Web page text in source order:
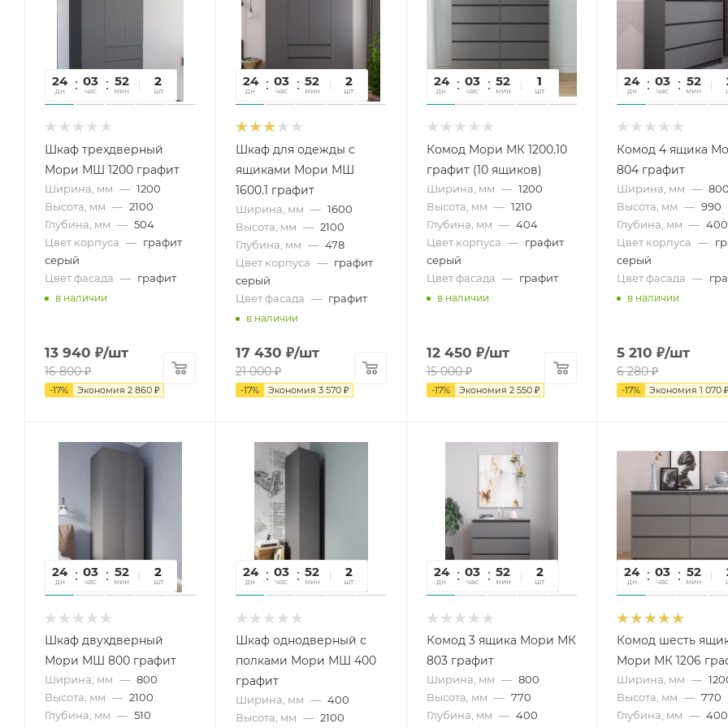
24
дн
03
час
52
мин
33
сек
2
шт
Шкаф трехдверный
Мори МШ 1200 графит
Ширина, мм — 1200
Высота, мм — 2100
Глубина, мм — 504
Цвет корпуса — графит
серый
Цвет фасада — графит
в наличии
13 940 ₽/шт
16 800₽
-17% Экономия 2 860 ₽
24
дн
03
час
52
мин
33
сек
2
шт
Шкаф для одежды с
ящиками Мори МШ
1600.1 графит
Ширина, мм — 1600
Высота, мм — 2100
Глубина, мм — 478
Цвет корпуса — графит
серый
Цвет фасада — графит
в наличии
17 430 ₽/шт
21 000₽
-17% Экономия 3 570₽
24
дн
03
час
52
мин
33
сек
1
шт
Комод Мори МК 1200.10
графит (10 ящиков)
Ширина, мм — 1200
Высота, мм — 1210
Глубина, мм — 404
Цвет корпуса — графит
серый
Цвет фасада — графит
в наличии
12 450 ₽/шт
15 000₽
-17% Экономия 2 550₽
24
дн
03
час
52
мин
Комод 4 ящика
804 графит
Ширина, мм — 800
Высота, мм — 990
Глубина, мм — 400
Цвет корпуса —
серый
Цвет фасада —
в наличии
5 210 ₽/шт
6 280₽
-17% Экономия 1 070 ₽
24
дн
03
час
52
мин
33
сек
2
шт
Шкаф двухдверный
Мори МШ 800 графит
Ширина, мм — 800
Высота, мм — 2100
Глубина, мм — 510
24
дн
03
час
52
мин
33
сек
2
шт
Шкаф однодверный с
полками Мори МШ 400
графит
Ширина, мм — 400
Высота, мм — 2100
24
дн
03
час
52
мин
33
сек
2
шт
Комод 3 ящика Мори МК
803 графит
Ширина, мм — 800
Высота, мм — 770
Глубина, мм — 400
24
дн
03
час
52
мин
Комод шесть
Мори МК 1206
Ширина, мм —
Высота, мм — 770
Глубина, мм — 400